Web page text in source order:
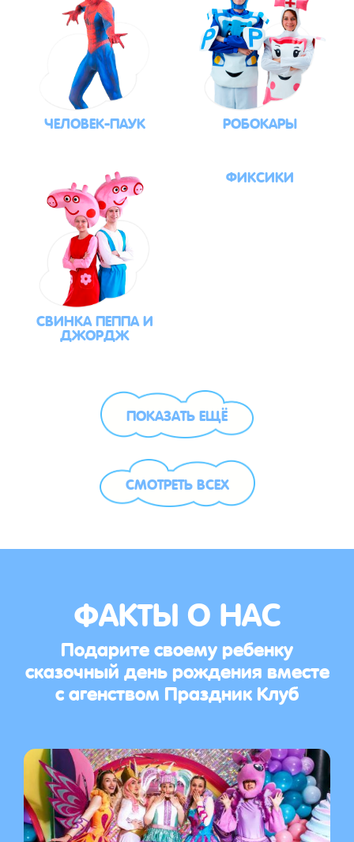
ЧЕЛОВЕК-ПАУК РОБОКАРЫ
СВИНКА ПЕППА И
ДЖОРДЖ
ФИКСИКИ
ПОКАЗАТЬ ЕЩЁ
СМОТРЕТЬ ВСЕХ
ФАКТЫ О НАС
Подарите своему ребенку
сказочный день рождения вместе
с агенством Праздник Клуб